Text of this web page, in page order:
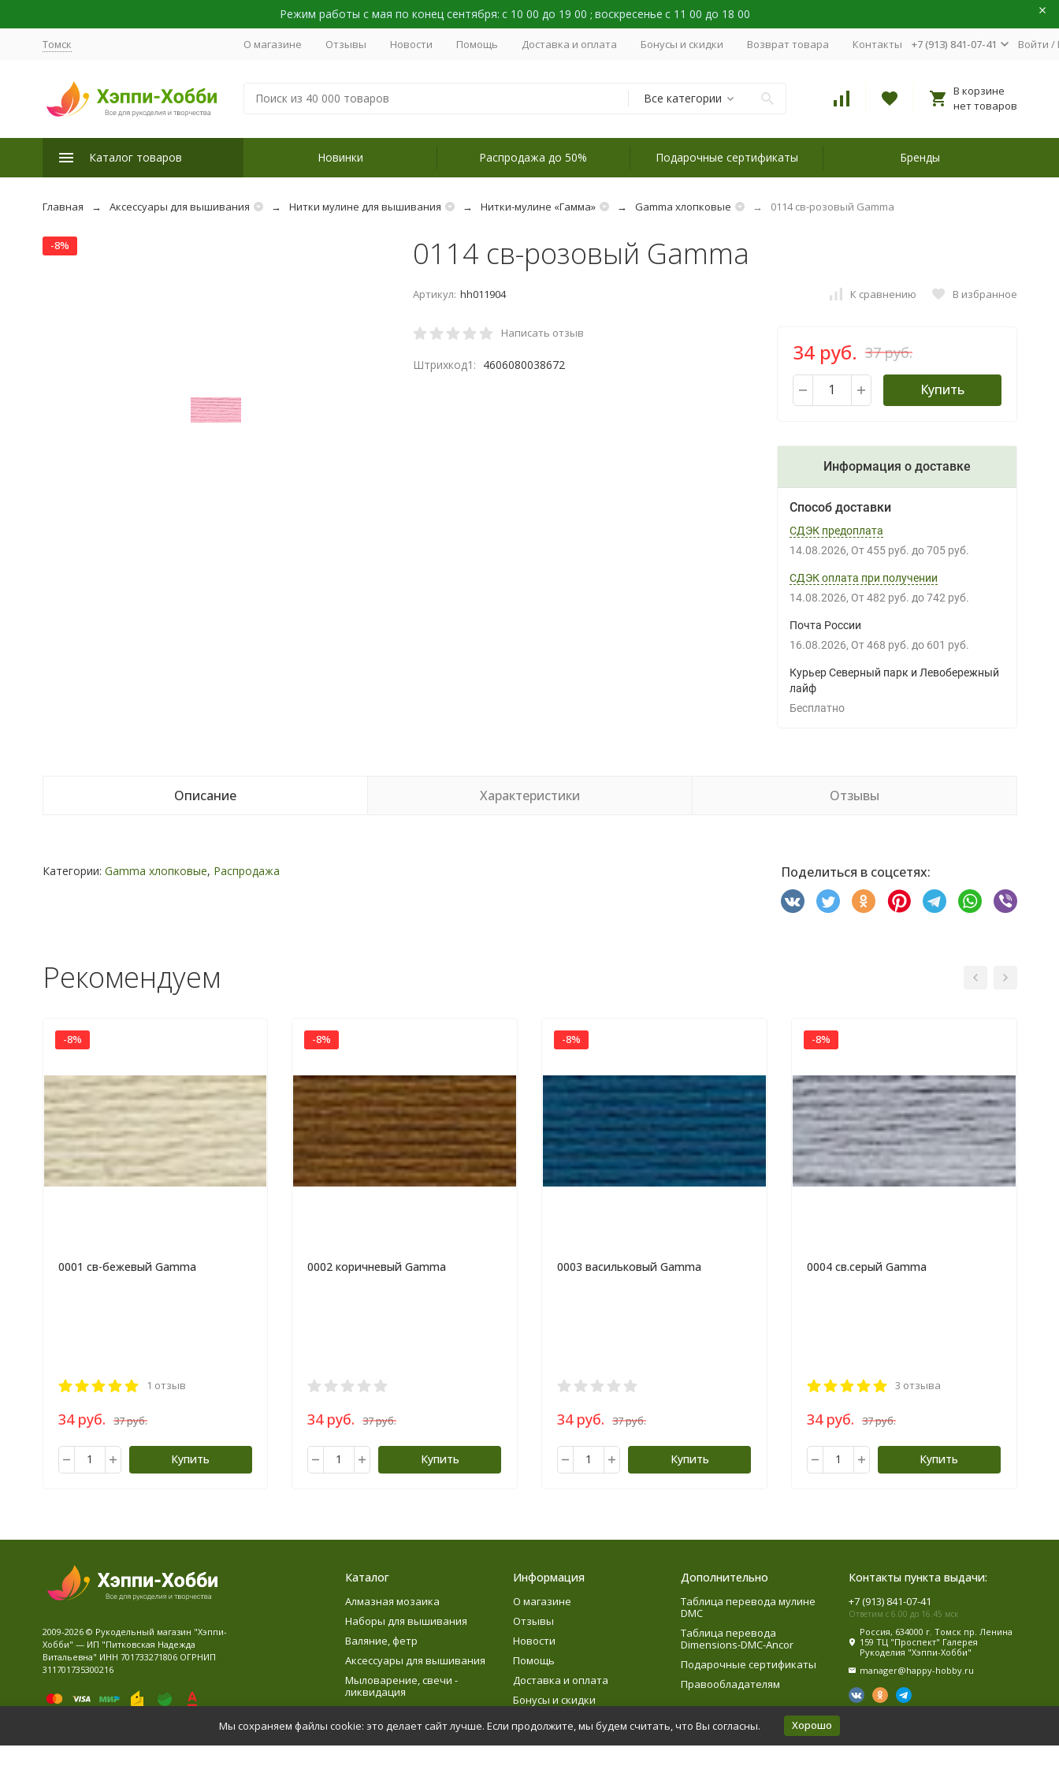
Режим работы с мая по конец сентября: с 10 00 до 19 00 ; воскресенье с 11 00 до 18 00
Томск О магазине Отзывы Новости Помощь Доставка и оплата Бонусы и скидки Возврат товара Контакты +7 (913) 841-07-41 Войти /
Все категории
В корзине
нет товаров
Каталог товаров Новинки Распродажа до 50% Подарочные сертификаты Бренды
Главная Аксессуары для вышивания Нитки мулине для вышивания Нитки-мулине «Гамма» Gamma хлопковые 0114 св-розовый Gamma
-8% 0114 св-розовый Gamma
Артикул: hh011904 К сравнению В избранное
Написать отзыв
Штрихкод1: 4606080038672 34 руб. 37 руб.
Купить
Информация о доставке
Способ доставки
СДЭК предоплата
14.08.2026 От 455 руб. до 705 руб.
СДЭК оплата при получении
14.08.2026 От 482 руб. до 742 руб.
Почта России
16.08.2026 От 468 руб. до 601 руб.
Курьер Северный парк и Левобережный
лайф
Бесплатно
Описание Характеристики Отзывы
Категории: Gamma хлопковые, Распродажа Поделиться в соцсетях:
Рекомендуем
-8%
0001 св-бежевый Gamma
1 отзыв
34 руб. 37 руб.
Купить
-8%
0002 коричневый Gamma
34 руб. 37 руб.
Купить
-8%
0003 васильковый Gamma
34 руб. 37 руб.
Купить
-8%
0004 св.серый Gamma
3 отзыва
34 руб. 37 руб.
Купить
2009-2026 © Рукодельный магазин "Хэппи-
Хобби" — ИП "Питковская Надежда
Витальевна" ИНН 701733271806 ОГРНИП
311701735300216
Карта сайта
Каталог
Алмазная мозаика
Наборы для вышивания
Валяние, фетр
Аксессуары для вышивания
Мыловарение, свечи -
ликвидация
Детское творчество
Информация
О магазине
Отзывы
Новости
Помощь
Доставка и оплата
Бонусы и скидки
Дополнительно
Таблица перевода мулине
DMC
Таблица перевода
Dimensions-DMC-Ancor
Подарочные сертификаты
Правообладателям
Контакты пункта выдачи:
+7 (913) 841-07-41
Ответим с 6.00 до 16.45 мск
Россия, 634000 г. Томск пр. Ленина
159 ТЦ "Проспект" Галерея
Рукоделия "Хэппи-Хобби"
manager@happy-hobby.ru
Мы сохраняем файлы cookie: это делает сайт лучше. Если продолжите, мы будем считать, что Вы согласны. Хорошо